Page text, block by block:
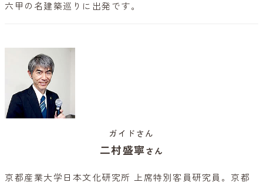
六甲の名建築巡りに出発です。
ガイドさん
二村盛寧さん
京都産業大学日本文化研究所 上席特別客員研究員。京都